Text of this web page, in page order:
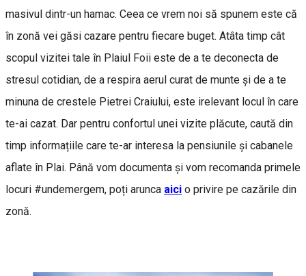
masivul dintr-un hamac. Ceea ce vrem noi să spunem este că
în zonă vei găsi cazare pentru fiecare buget. Atâta timp cât
scopul vizitei tale în Plaiul Foii este de a te deconecta de
stresul cotidian, de a respira aerul curat de munte și de a te
minuna de crestele Pietrei Craiului, este irelevant locul în care
te-ai cazat. Dar pentru confortul unei vizite plăcute, caută din
timp informațiile care te-ar interesa la pensiunile și cabanele
aflate în Plai. Până vom documenta și vom recomanda primele
locuri #undemergem, poți arunca aici o privire pe cazările din
zonă.